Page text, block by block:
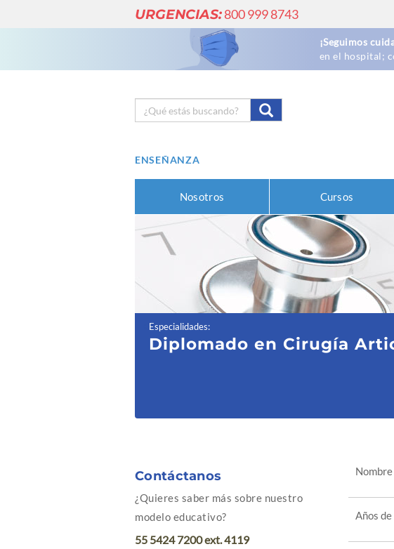
URGENCIAS:800 999 8743
¡Seguimos
en el hospital;
ENSEÑANZA
Nosotros Cursos
Especialidades:
Diplomado en Cirugía
Años
Contáctanos
¿Quieres saber más sobre nuestro
modelo educativo?
55 5424 7200 ext. 4119